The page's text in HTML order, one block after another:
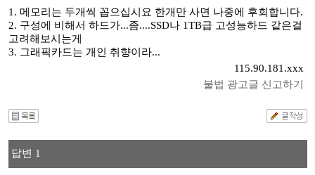
1. 메모리는 두개씩 꼽으십시요 한개만 사면 나중에 후회합니다.
2. 구성에 비해서 하드가...좀....SSD나 1TB급 고성능하드 같은걸
고려해보시는게
3. 그래픽카드는 개인 취향이라...
115.90.181.xxx
불법 광고글 신고하기
답변 1